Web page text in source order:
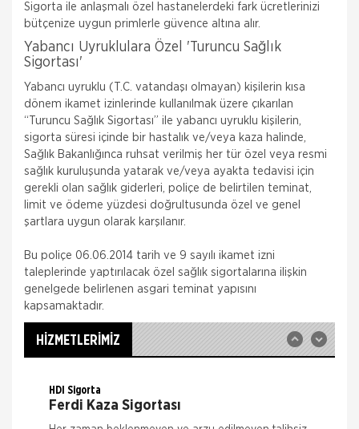
Sigorta ile anlaşmalı özel hastanelerdeki fark ücretlerinizi
bütçenize uygun primlerle güvence altına alır.
Yabancı Uyruklulara Özel 'Turuncu Sağlık
Sigortası'
Yabancı uyruklu (T.C. vatandaşı olmayan) kişilerin kısa
dönem ikamet izinlerinde kullanılmak üzere çıkarılan
“Turuncu Sağlık Sigortası” ile yabancı uyruklu kişilerin,
sigorta süresi içinde bir hastalık ve/veya kaza halinde,
Sağlık Bakanlığınca ruhsat verilmiş her tür özel veya resmi
sağlık kuruluşunda yatarak ve/veya ayakta tedavisi için
gerekli olan sağlık giderleri, poliçe de belirtilen teminat,
limit ve ödeme yüzdesi doğrultusunda özel ve genel
şartlara uygun olarak karşılanır.
Bu poliçe 06.06.2014 tarih ve 9 sayılı ikamet izni
taleplerinde yaptırılacak özel sağlık sigortalarına ilişkin
genelgede belirlenen asgari teminat yapısını
kapsamaktadır.
HİZMETLERİMİZ
Doğa Sigorta
Trafik Sigortası
tanımlanan motorlu aracın işletilmesi sırasında, bir
kimsenin ölümüne veya yaralanmasına veya bir
şeyin zara
Doğa Sigorta
İş Yeri Sigortası
Kobi Paket Sigorta Kapsamı: Ticari İşletme Sınai
HDI Sigorta
Ferdi Kaza Sigortası